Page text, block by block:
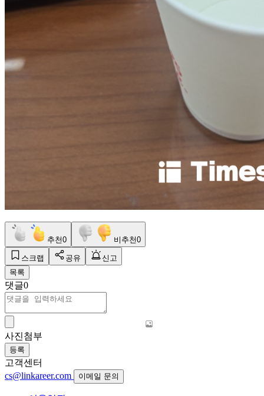
추천0 비추천0
스크랩 공유
신고
목록
댓글0
사진첨부
등록
고객센터
cs@linkareer.com
이메일 문의